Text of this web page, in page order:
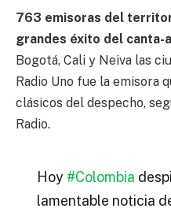
763 emisoras del
grandes éxito del canta-
Bogotá, Cali y Neiva las
Radio Uno fue la emisora
clásicos del despecho,
Radio.
Hoy #Colombia
lamentable noticia